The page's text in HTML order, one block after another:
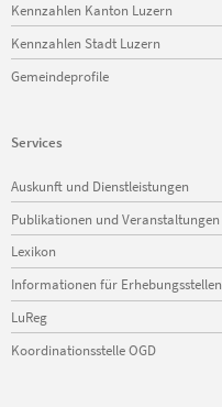
Kennzahlen Kanton Luzern
Kennzahlen Stadt Luzern
Gemeindeprofile
Services
Navigation
überspringen
Auskunft und Dienstleistungen
Publikationen und Veranstaltungen
Lexikon
Informationen für Erhebungsstellen
LuReg
Koordinationsstelle OGD